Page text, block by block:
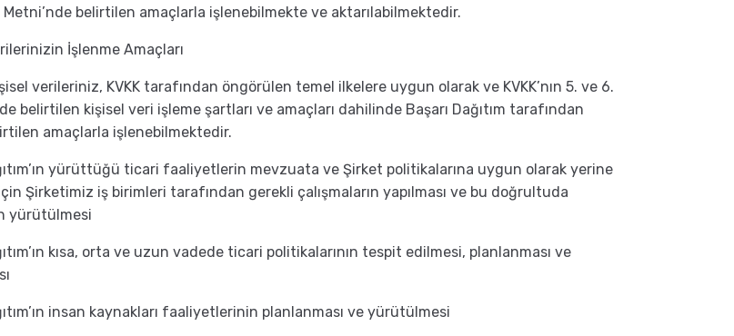
Metni’nde belirtilen amaçlarla işlenebilmekte ve aktarılabilmektedir.
İşlenme Amaçları
verileriniz, KVKK tarafından öngörülen temel ilkelere uygun olarak ve KVKK’nın 5. ve 6.
belirtilen kişisel veri işleme şartları ve amaçları dahilinde Başarı Dağıtım tarafından
amaçlarla işlenebilmektedir.
yürüttüğü ticari faaliyetlerin mevzuata ve Şirket politikalarına uygun olarak yerine
Şirketimiz iş birimleri tarafından gerekli çalışmaların yapılması ve bu doğrultuda
yürütülmesi
kısa, orta ve uzun vadede ticari politikalarının tespit edilmesi, planlanması ve
insan kaynakları faaliyetlerinin planlanması ve yürütülmesi